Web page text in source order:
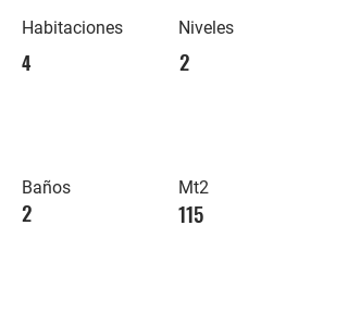
Habitaciones
4
Baños
2
Niveles
2
Mt2
115